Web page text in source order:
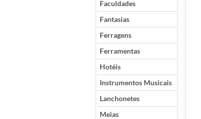
Faculdades
Fantasias
Ferragens
Ferramentas
Hotéis
Instrumentos Musicais
Lanchonetes
Meias